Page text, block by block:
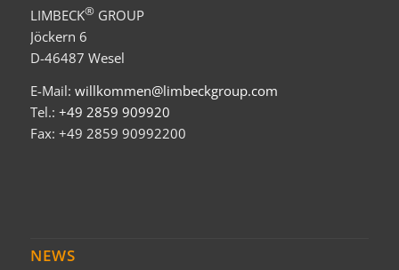
LIMBECK®GROUP
Jöckern 6
D-46487 Wesel
E-Mail: willkommen@limbeckgroup.com
Tel.: +49 2859 909920
Fax: +49 2859 90992200
NEWS